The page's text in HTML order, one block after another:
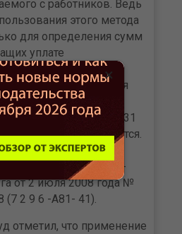
с работников. Ведь
этого метода
для определения сумм
уплате
Однако при
организация является
Следова­тельно,
7 пункта 1 статьи 31
к ней не применяются.
пришли
ФАС Западно-
от 2 июля 2008 года №
2 9 6 -А81- 41).
отметил, что применение
×